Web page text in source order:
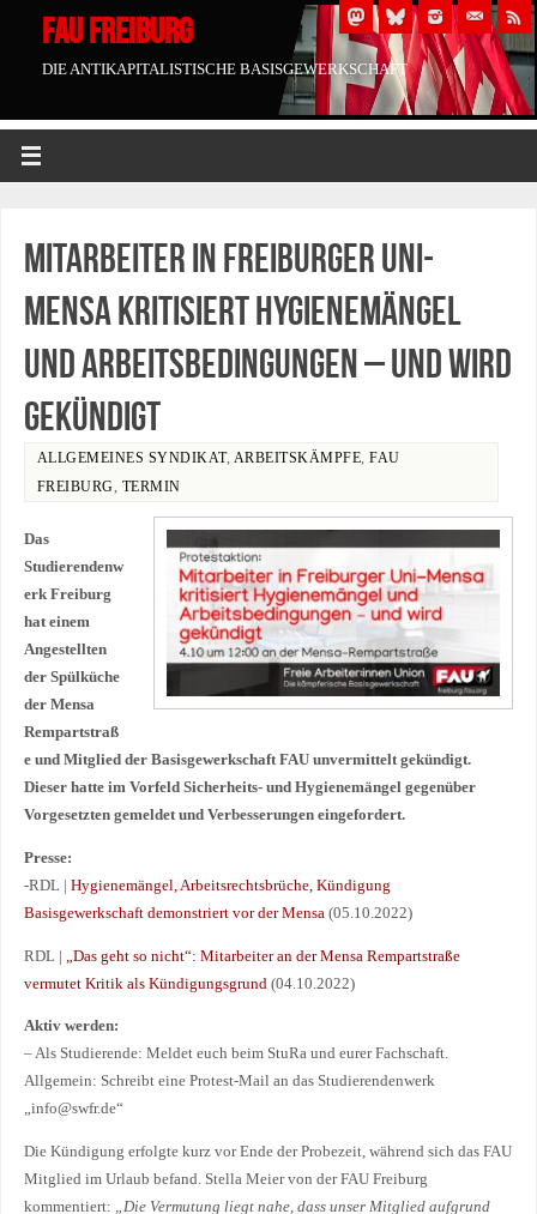
FAU FREIBURG
DIE ANTIKAPITALISTISCHE BASISGEWERKSCHAFT
Mitarbeiter in Freiburger Uni-
Mensa kritisiert Hygienemängel
und Arbeitsbedingungen – und wird
gekündigt
ALLGEMEINES SYNDIKAT, ARBEITSKÄMPFE,FAU
FREIBURG, TERMIN
Das
Studierendenw
erk Freiburg
hat einem
Angestellten
der Spülküche
der Mensa
Rempartstraß
e und Mitglied der Basisgewerkschaft FAU unvermittelt gekündigt.
Dieser hatte im Vorfeld Sicherheits- und Hygienemängel gegenüber
Vorgesetzten gemeldet und Verbesserungen eingefordert.
Presse:
-RDL | Hygienemängel, Arbeitsrechtsbrüche, Kündigung
Basisgewerkschaft demonstriert vor der Mensa(05.10.2022)
RDL |
„Das geht so nicht“: Mitarbeiter an der Mensa Rempartstraße
vermutet Kritik als Kündigungsgrund (04.10.2022)
Aktiv werden:
– Als Studierende: Meldet euch beim StuRa und eurer Fachschaft.
Allgemein: Schreibt eine Protest-Mail an das Studierendenwerk
„info@swfr.de“
Die Kündigung erfolgte kurz vor Ende der Probezeit, während sich das FAU
Mitglied im Urlaub befand. Stella Meier von der FAU Freiburg
kommentiert: „Die Vermutung liegt nahe, dass unser Mitglied aufgrund